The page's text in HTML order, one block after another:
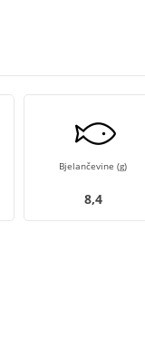
Bjelančevine (g)
8,4